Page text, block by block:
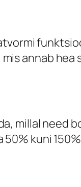
annab
millal need
kuni